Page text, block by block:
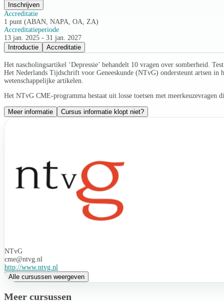
Inschrijven
Accreditatie
1 punt (ABAN, NAPA, OA, ZA)
Accreditatieperiode
13 jan. 2025 - 31 jan. 2027
Introductie
Accreditatie
Het nascholingsartikel ‘Depressie’ behandelt 10 vragen over somberheid.
Het Nederlands Tijdschrift voor Geneeskunde (NTvG) ondersteunt artsen
wetenschappelijke artikelen.
Het NTvG CME-programma bestaat uit losse toetsen met meerkeuzevragen
Meer informatie Cursus informatie klopt niet?
NTvG
cme@ntvg.nl
http://www.ntvg.nl
Alle cursussen weergeven
Meer cursussen